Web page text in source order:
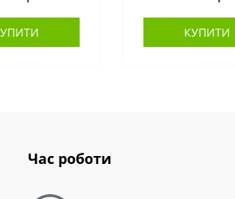
КУПИТИ
Час роботи